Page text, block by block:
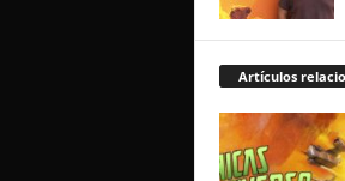
Artículos